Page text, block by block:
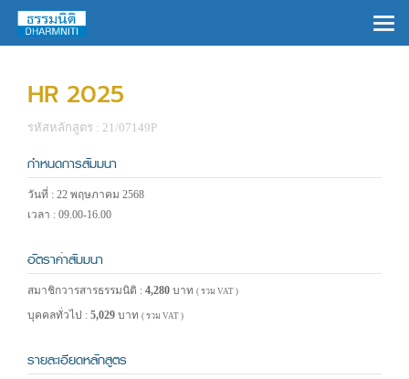
HR 2025
รหัสหลักสูตร : 21/07149P
กำหนดการสัมมนา
วันที่ : 22 พฤษภาคม 2568
เวลา : 09.00-16.00
อัตราค่าสัมมนา
สมาชิกวารสารธรรมนิติ : 4,280 บาท ( รวม VAT )
บุคคลทั่วไป : 5,029 บาท ( รวม VAT )
รายละเอียดหลักสูตร
×